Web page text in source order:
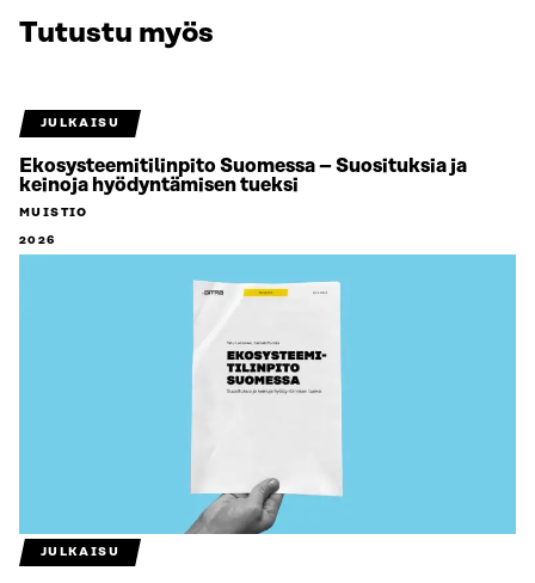
Tutustu myös
JULKAISU
Ekosysteemitilinpito Suomessa – Suosituksia ja
keinoja hyödyntämisen tueksi
MUISTIO
2026
JULKAISU